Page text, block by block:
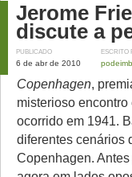
Jerome
discute a
PUBLICADO
6 de abr de 2010
ESCRITO
Copenhagen,
misterioso
ocorrido em 1941.
diferentes cenários
Copenhagen.